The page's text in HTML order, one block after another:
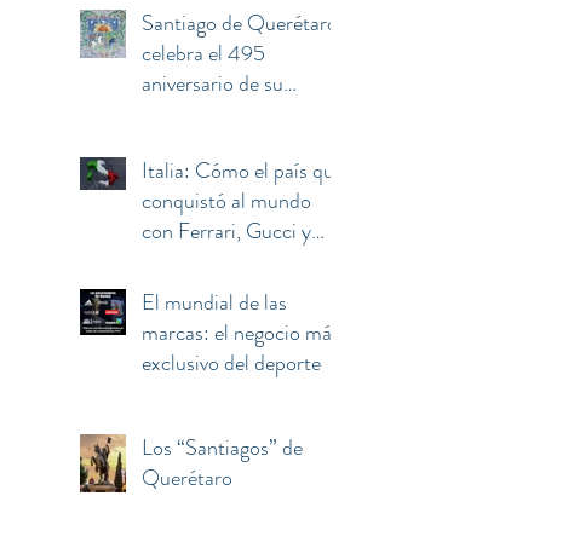
El Palacio de Hierro
Santiago de Querétaro
celebra el 495
aniversario de su
Italia: Cómo el país que
conquistó al mundo
con Ferrari, Gucci y
atrapado entre el euro,
Berlusconi y China
El mundial de las
marcas: el negocio más
exclusivo del deporte
Los “Santiagos” de
Querétaro